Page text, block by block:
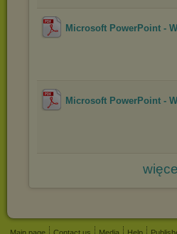
Microsoft PowerPoint -
Microsoft PowerPoint -